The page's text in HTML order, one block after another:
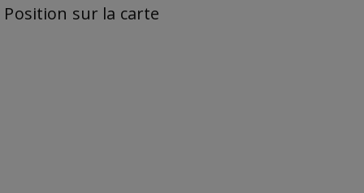
Position sur la carte